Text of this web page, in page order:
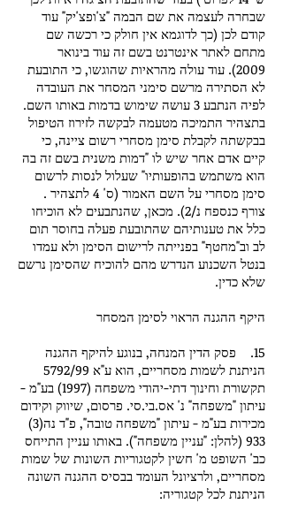
שבחרה לעצמה את שם הבמה "צ'ופצ'יק" עוד
קודם לכן (כך לדוגמא אין חולק כי רכשה שם
מתחם לאתר אינטרנט בשם זה עוד בינואר
2009). עוד עולה מהראיות שהוגשו, כי התובעת
לא הסתירה מרשם סימני המסחר את העובדה
לפיה הנתבע 3 עושה שימוש בדמות באותו השם.
בתצהיר התמיכה מטעמה לבקשה לזירוז הטיפול
בבקשתה לקבלת סימן מסחרי רשום ציינה, כי
קיים אדם אחר שיש לו "דמות משנית בשם זה בה
הוא משתמש בהופעותיו" שעלול לנסות לרשום
סימן מסחרי על השם האמור (ס' 4 לתצהיר .
צורף כנספח נ/2). מכאן, שהנתבעים לא הוכיחו
כלל את טענותיהם שהתובעת פעלה בחוסר תום
לב וב"מחטף" בפנייתה לרישום הסימן ולא עמדו
בנטל השכנוע הנדרש מהם להוכיח שהסימן נרשם
שלא כדין.
היקף ההגנה הראוי לסימן המסחר
15. פסק הדין המנחה, בנוגע להיקף ההגנה
הניתנת לשמות מסחריים, הוא ע"א 5792/99
תקשורת וחינוך דתי-יהודי משפחה (1997) בע"מ -
עיתון "משפחה" נ' אס.בי.סי. פרסום, שיווק וקידום
מכירות בע"מ - עיתון "משפחה טובה", פ"ד נה(3)
933 (להלן: "עניין משפחה"). באותו עניין התייחס
כב' השופט מ' חשין לקטגוריות השונות של שמות
מסחריים, ולרציונל העומד בבסיס ההגנה השונה
הניתנת לכל קטגוריה: